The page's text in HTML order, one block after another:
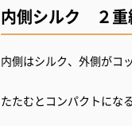
内側シルク ２重
内側はシルク、外側がコ
たたむとコンパクトにな